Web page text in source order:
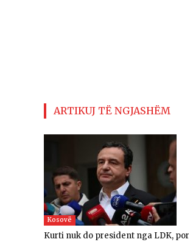
ARTIKUJ TË NGJASHËM
Kosovë
Kurti nuk do president nga LDK, por